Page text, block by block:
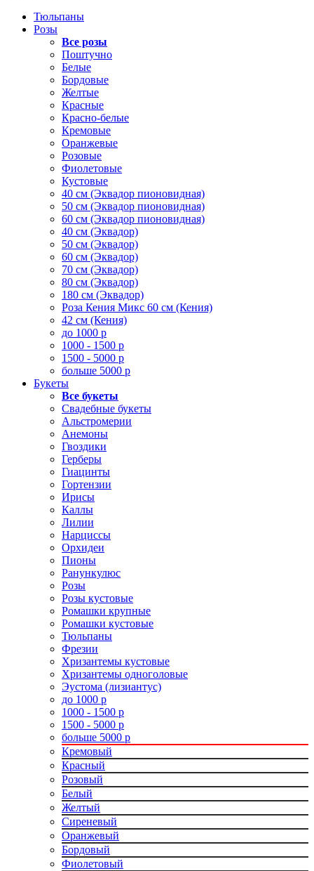
Тюльпаны
Розы
Все розы
Поштучно
Белые
Бордовые
Желтые
Красные
Красно-белые
Кремовые
Оранжевые
Розовые
Фиолетовые
Кустовые
40 см (Эквадор пионовидная)
50 см (Эквадор пионовидная)
60 см (Эквадор пионовидная)
40 см (Эквадор)
50 см (Эквадор)
60 см (Эквадор)
70 см (Эквадор)
80 см (Эквадор)
180 см (Эквадор)
Роза Кения Микс 60 см (Кения)
42 см (Кения)
до 1000 р
1000 - 1500 р
1500 - 5000 р
больше 5000 р
Букеты
Все букеты
Свадебные букеты
Альстромерии
Анемоны
Гвоздики
Герберы
Гиацинты
Гортензии
Ирисы
Каллы
Лилии
Нарциссы
Орхидеи
Пионы
Ранункулюс
Розы
Розы кустовые
Ромашки крупные
Ромашки кустовые
Тюльпаны
Фрезии
Хризантемы кустовые
Хризантемы одноголовые
Эустома (лизиантус)
до 1000 р
1000 - 1500 р
1500 - 5000 р
больше 5000 р
Кремовый
Красный
Розовый
Белый
Желтый
Сиреневый
Оранжевый
Бордовый
Фиолетовый